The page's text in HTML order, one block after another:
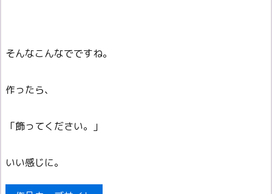
そんなこんなでですね。
作ったら、
「飾ってください。」
いい感じに。